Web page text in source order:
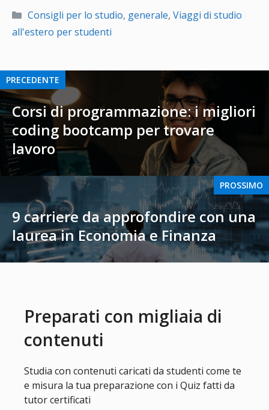
Categorie
Consigli per lo studio, generale, Viaggi di studio
all'estero per studenti
PRECEDENTE
Corsi di programmazione: i migliori
coding bootcamp per trovare
lavoro
PROSSIMO
9 carriere da approfondire con una
laurea in Economia e Finanza
Preparati con migliaia di
contenuti
Studia con contenuti caricati da studenti come te
e misura la tua preparazione con i Quiz fatti da
tutor certificati